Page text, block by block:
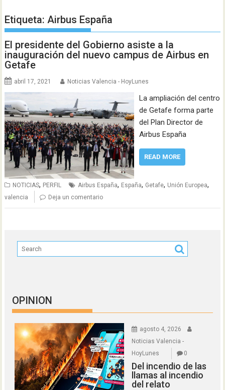
Etiqueta:Airbus España
El presidente del Gobierno asiste a la
inauguración del nuevo campus de Airbus en
Getafe
abril 17, 2021 Noticias Valencia - HoyLunes
La ampliación del centro
de Getafe forma parte
del Plan Director de
Airbus España
READ MORE
NOTICIAS, PERFIL Airbus España, España, Getafe, Unión Europea,
valencia Deja un comentario
OPINION
agosto 4, 2026
Noticias Valencia -
HoyLunes
0
Del incendio de las
llamas al incendio
del relato